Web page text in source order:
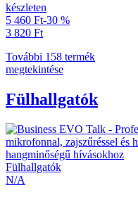
készleten
5 460 Ft-30 %
3 820 Ft
További 158 termék
megtekintése
Fülhallgatók
Fülhallgatók
N/A